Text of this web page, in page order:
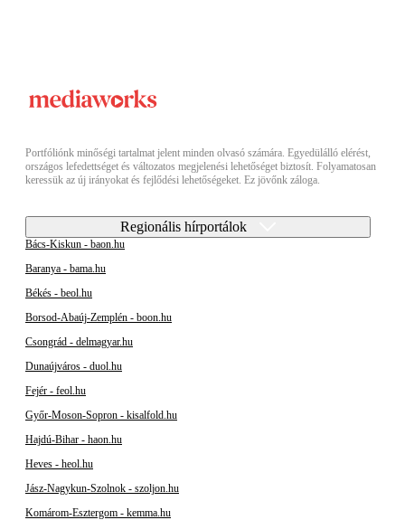
Portfóliónk minőségi tartalmat jelent minden olvasó számára. Egyedülálló elérést,
országos lefedettséget és változatos megjelenési lehetőséget biztosít. Folyamatosan
keressük az új irányokat és fejlődési lehetőségeket. Ez jövőnk záloga.
Regionális hírportálok
Bács-Kiskun - baon.hu
Baranya - bama.hu
Békés - beol.hu
Borsod-Abaúj-Zemplén - boon.hu
Csongrád - delmagyar.hu
Dunaújváros - duol.hu
Fejér - feol.hu
Győr-Moson-Sopron - kisalfold.hu
Hajdú-Bihar - haon.hu
Heves - heol.hu
Jász-Nagykun-Szolnok - szoljon.hu
Komárom-Esztergom - kemma.hu